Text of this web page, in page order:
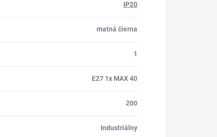
IP20
matná čierna
1
E27 1x MAX 40
200
Industriálny